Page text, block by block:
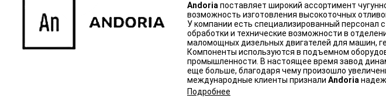
Andoria поставляет широкий ассортимент
возможность изготовления высокоточных
У компании есть специализированный персонал
обработки и технические возможности в
маломощных дизельных двигателей для машин,
Компоненты используются в подъемном
промышленности. В настоящее время завод
еще больше, благодаря чему произошло
международные клиенты признали Andoria
Подробнее